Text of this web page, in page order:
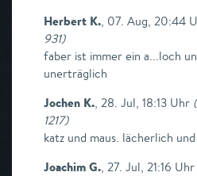
Herbert K., 07. Aug, 20:44
931)
faber ist immer ein a...loch
unerträglich
Jochen K., 28. Jul, 18:13 Uhr (
1217)
katz und maus. lächerlich
Joachim G., 27. Jul, 21:16 Uhr